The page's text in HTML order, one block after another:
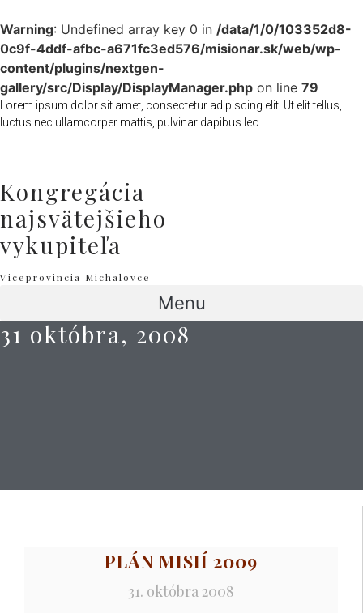
Warning: Undefined array key 0 in /data/1/0/103352d8-
0c9f-4ddf-afbc-a671fc3ed576/misionar.sk/web/wp-
content/plugins/nextgen-
gallery/src/Display/DisplayManager.php on line 79
Lorem ipsum dolor sit amet, consectetur adipiscing elit. Ut elit tellus,
luctus nec ullamcorper mattis, pulvinar dapibus leo.
Kongregácia
najsvätejšieho
vykupiteľa
Viceprovincia Michalovce
Menu
31 októbra, 2008
PLÁN MISIÍ 2009
31. októbra 2008